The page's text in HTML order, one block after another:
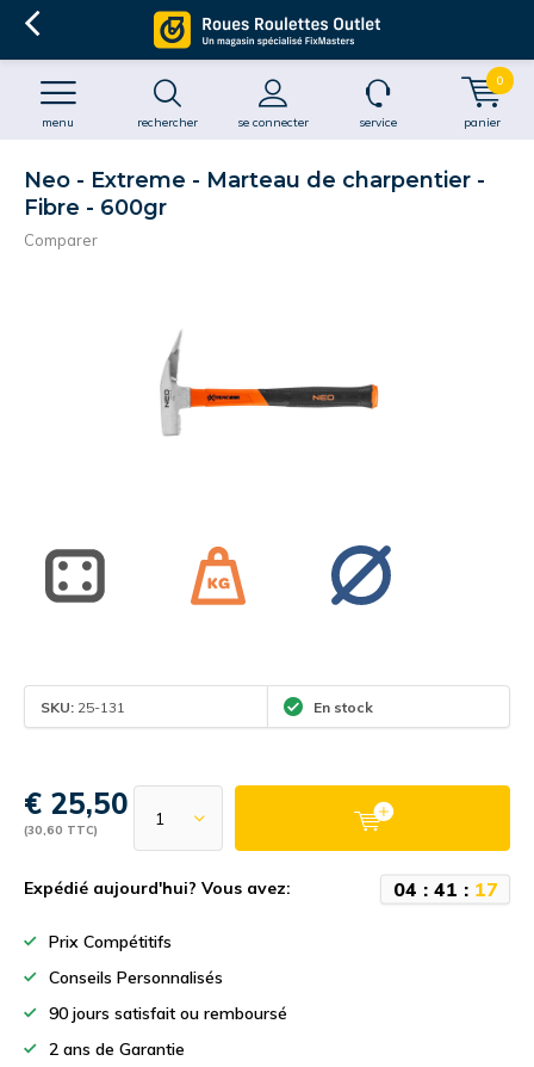
rechercher se connecter
menu service panier
0
Neo - Extreme - Marteau de charpentier -
Fibre - 600gr
Comparer
SKU: 25-131 En stock
€ 25,50
(30,60 TTC)
Expédié aujourd'hui? Vous avez: 04 : 41 : 17
Prix Compétitifs
Conseils Personnalisés
90 jours satisfait ou remboursé
2 ans de Garantie